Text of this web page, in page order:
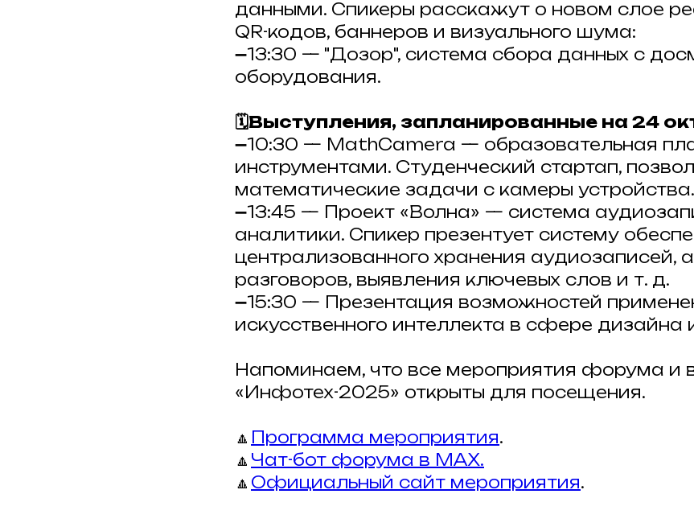
данными. Спикеры расскажут о новом слое
QR-кодов, баннеров и визуального шума:
➖13:30 — "Дозор", система сбора данных с
оборудования.
🗓Выступления, запланированные на 24
➖10:30 — MathCamera — образовательная
инструментами. Студенческий стартап,
математические задачи с камеры устройства.
➖13:45 — Проект «Волна» — система
аналитики. Спикер презентует систему
централизованного хранения аудиозаписей,
разговоров, выявления ключевых слов и т. д.
➖15:30 — Презентация возможностей
искусственного интеллекта в сфере дизайна
Напоминаем, что все мероприятия форума и
«Инфотех-2025» открыты для посещения.
🔼 Программа мероприятия.
🔼 Чат-бот форума в MAX.
🔼 Официальный сайт мероприятия.